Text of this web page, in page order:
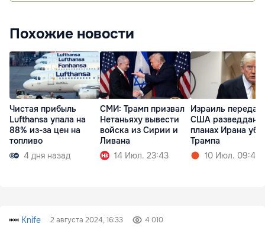
Похожие новости
Чистая прибыль
Lufthansa упала на
88% из-за цен на
топливо
4 дня назад
СМИ: Трамп призвал
Нетаньяху вывести
войска из Сирии и
Ливана
14 Июл. 23:43
Израиль передал
США
планах Ирана
Трампа
10 Июл. 09:42
Knife 2 августа 2024, 16:33 4 010